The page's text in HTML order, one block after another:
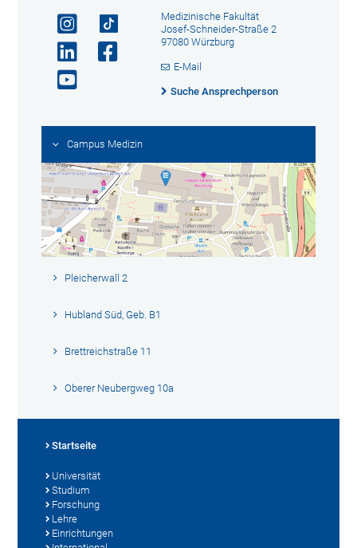
Medizinische Fakultät
Josef-Schneider-Straße 2
97080 Würzburg
E-Mail
Suche Ansprechperson
Campus Medizin
Pleicherwall 2
Hubland Süd, Geb. B1
Brettreichstraße 11
Oberer Neubergweg 10a
Startseite
Universität
Studium
Forschung
Lehre
Einrichtungen